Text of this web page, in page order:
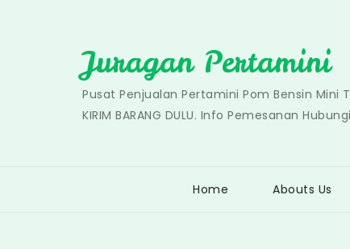
Juragan Pertamini
Pusat Penjualan Pertamini Pom Bensin Mini
KIRIM BARANG DULU. Info Pemesanan
Home Abouts Us